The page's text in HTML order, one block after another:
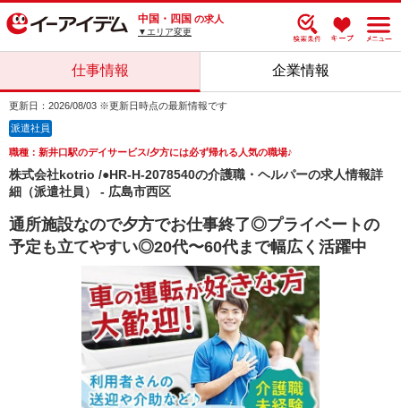
中国・四国 の求人
▼エリア変更
仕事情報 企業情報
更新日：2026/08/03 ※更新日時点の最新情報です
派遣社員
職種：新井口駅のデイサービス/夕方には必ず帰れる人気の職場♪
株式会社kotrio /●HR-H-2078540の介護職・ヘルパーの求人情報詳
細（派遣社員） - 広島市西区
通所施設なので夕方でお仕事終了◎プライベートの
予定も立てやすい◎20代〜60代まで幅広く活躍中